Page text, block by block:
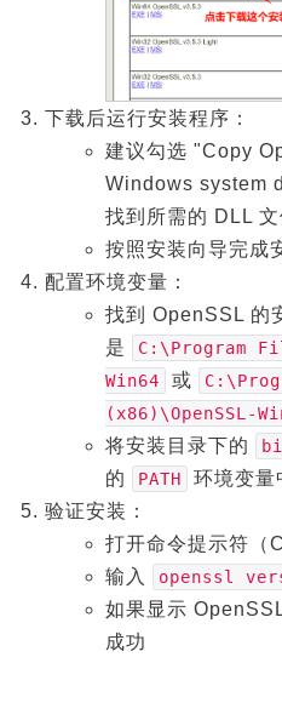
下载后运行安装程序：
建议勾选 "Copy
Windows system
找到所需的 DLL 文
按照安装向导完成
配置环境变量：
找到 OpenSSL 的
是
C:\Program
Win64
或
(x86)\OpenSSL-
将安装目录下的
的
PATH
环境变量
验证安装：
打开命令提示符（
输入
openssl
如果显示
成功